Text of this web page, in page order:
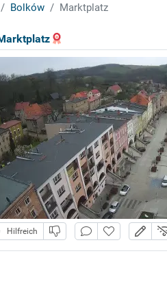
Bolków Marktplatz
Hilfreich